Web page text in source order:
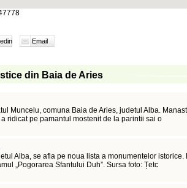
Email
din Baia de Aries
Muncelu, comuna Baia de Aries, judetul Alba.
ridicat pe pamantul mostenit de la parintii sai o
Alba, se afla pe noua lista a monumentelor
„Pogorarea Sfantului Duh”. Sursa foto: Țetc